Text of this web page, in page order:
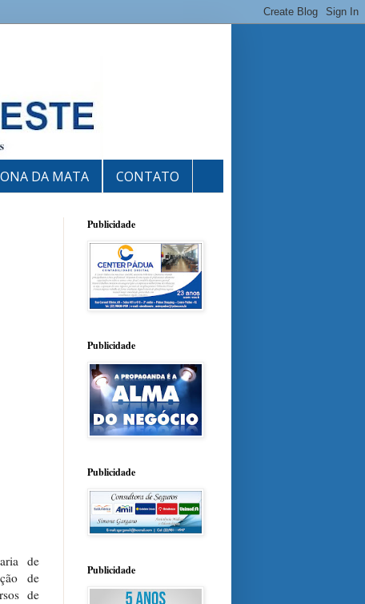
DA MATA CONTATO
de
de
de
Publicidade
Publicidade
Publicidade
Publicidade